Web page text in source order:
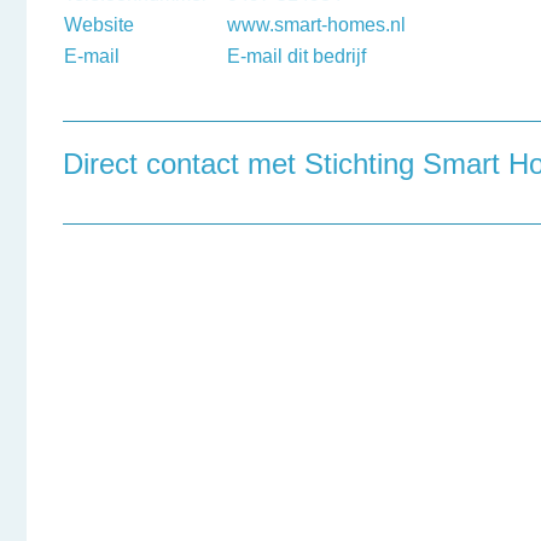
Website
www.smart-homes.nl
E-mail
E-mail dit bedrijf
Direct contact met Stichting Smart
onderstaand contactformulier in te vullen.